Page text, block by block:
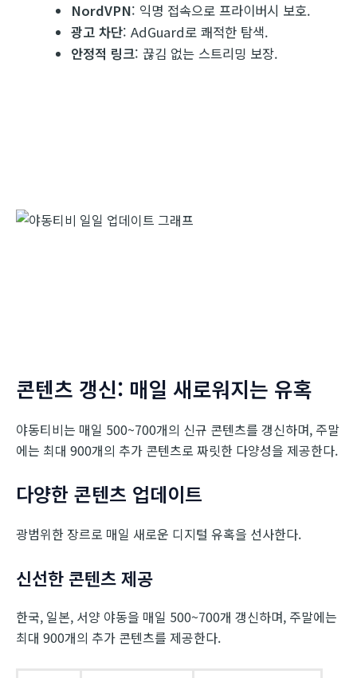
NordVPN: 익명 접속으로 프라이버시 보호.
광고 차단: AdGuard로 쾌적한 탐색.
안정적 링크: 끊김 없는 스트리밍 보장.
콘텐츠 갱신: 매일 새로워지는 유혹
야동티비는 매일 500~700개의 신규 콘텐츠를 갱신하며, 주말
에는 최대 900개의 추가 콘텐츠로 짜릿한 다양성을 제공한다.
다양한 콘텐츠 업데이트
광범위한 장르로 매일 새로운 디지털 유혹을 선사한다.
신선한 콘텐츠 제공
한국, 일본, 서양 야동을 매일 500~700개 갱신하며, 주말에는
최대 900개의 추가 콘텐츠를 제공한다.